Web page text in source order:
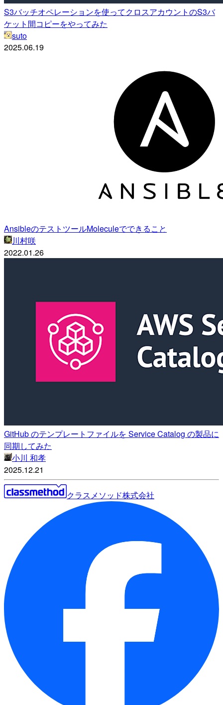
S3バッチオペレーションを使ってクロスアカウントのS3バ
ケット間コピーをやってみた
suto
2025.06.19
AnsibleのテストツールMoleculeでできること
川村咲
2022.01.26
GitHub のテンプレートファイルを Service Catalog の製品に
同期してみた
小川 和孝
2025.12.21
クラスメソッド株式会社